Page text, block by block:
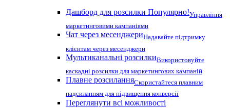
Дашборд для розсилки Популярно!Управління
маркетинговими кампаніями
Чат через месенджериНадавайте підтримку
клієнтам через месенджери
Мультиканальні розсилкиВикористовуйте
каскадні розсилки для маркетингових кампаній
Плавне розсиланняСкористайтеся плавним
надсиланням для підвищення конверсії
Переглянути всі можливості